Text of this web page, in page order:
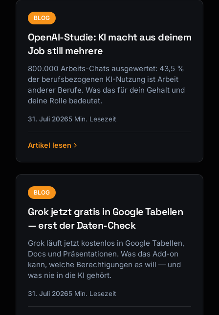
BLOG
OpenAI-Studie: KI macht aus deinem
Job still mehrere
800.000 Arbeits-Chats ausgewertet: 43,5 %
der berufsbezogenen KI-Nutzung ist Arbeit
anderer Berufe. Was das für dein Gehalt und
deine Rolle bedeutet.
31. Juli 20265 Min. Lesezeit
Artikel lesen
BLOG
Grok jetzt gratis in Google Tabellen
— erst der Daten-Check
Grok läuft jetzt kostenlos in Google Tabellen,
Docs und Präsentationen. Was das Add-on
kann, welche Berechtigungen es will — und
was nie in die KI gehört.
31. Juli 20265 Min. Lesezeit